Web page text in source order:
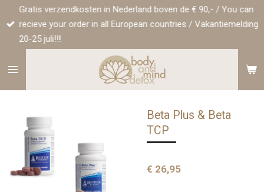
direct
naar
hoofdinhoud
Gratis verzendkosten in Nederland boven de € 90,- / You can
recieve your order in all European countries / Vakantiemelding
20-25 juli!!!
Beta Plus & Beta
TCP
€ 26,95